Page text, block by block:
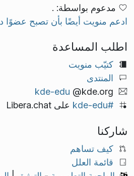
مدعوم بواسطة: .
ادعم منويت أيضًا بأن تصبح عضوًا
اطلب المساعدة
كتيّب منويت
المنتدى
kde-edu @kde.org
#kde-edu
على Libera.chat
شاركنا
كيف تساهم
قائمة العلل